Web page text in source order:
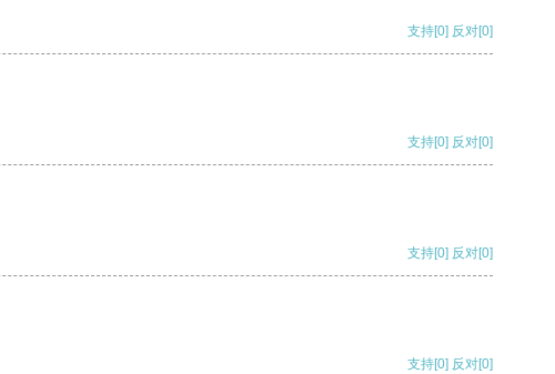
支持[0] 反对[0]
支持[0] 反对[0]
支持[0] 反对[0]
支持[0] 反对[0]